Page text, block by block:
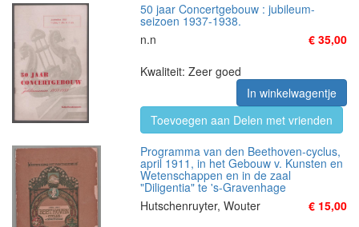
50 jaar Concertgebouw : jubileum-
seizoen 1937-1938.
n.n
€ 35,00
Kwaliteit: Zeer goed
In winkelwagentje
Toevoegen aan Delen met vrienden
Programma van den Beethoven-cyclus,
april 1911, in het Gebouw v. Kunsten en
Wetenschappen en in de zaal
"Diligentia" te 's-Gravenhage
Hutschenruyter, Wouter
€ 15,00